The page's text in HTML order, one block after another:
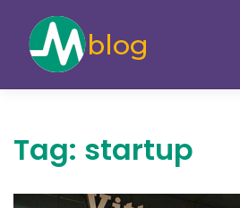
content
Tag: startup